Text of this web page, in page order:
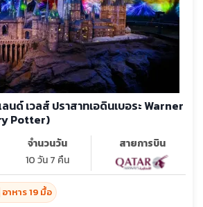
ด์ เวลส์ ปราสาทเอดินเบอระ Warner
Potter)
จำนวนวัน
10 วัน 7 คืน
สายการบิน
อาหาร 19 มื้อ